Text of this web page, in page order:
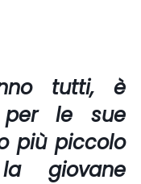
tutti, è
per le sue
più piccolo
giovane